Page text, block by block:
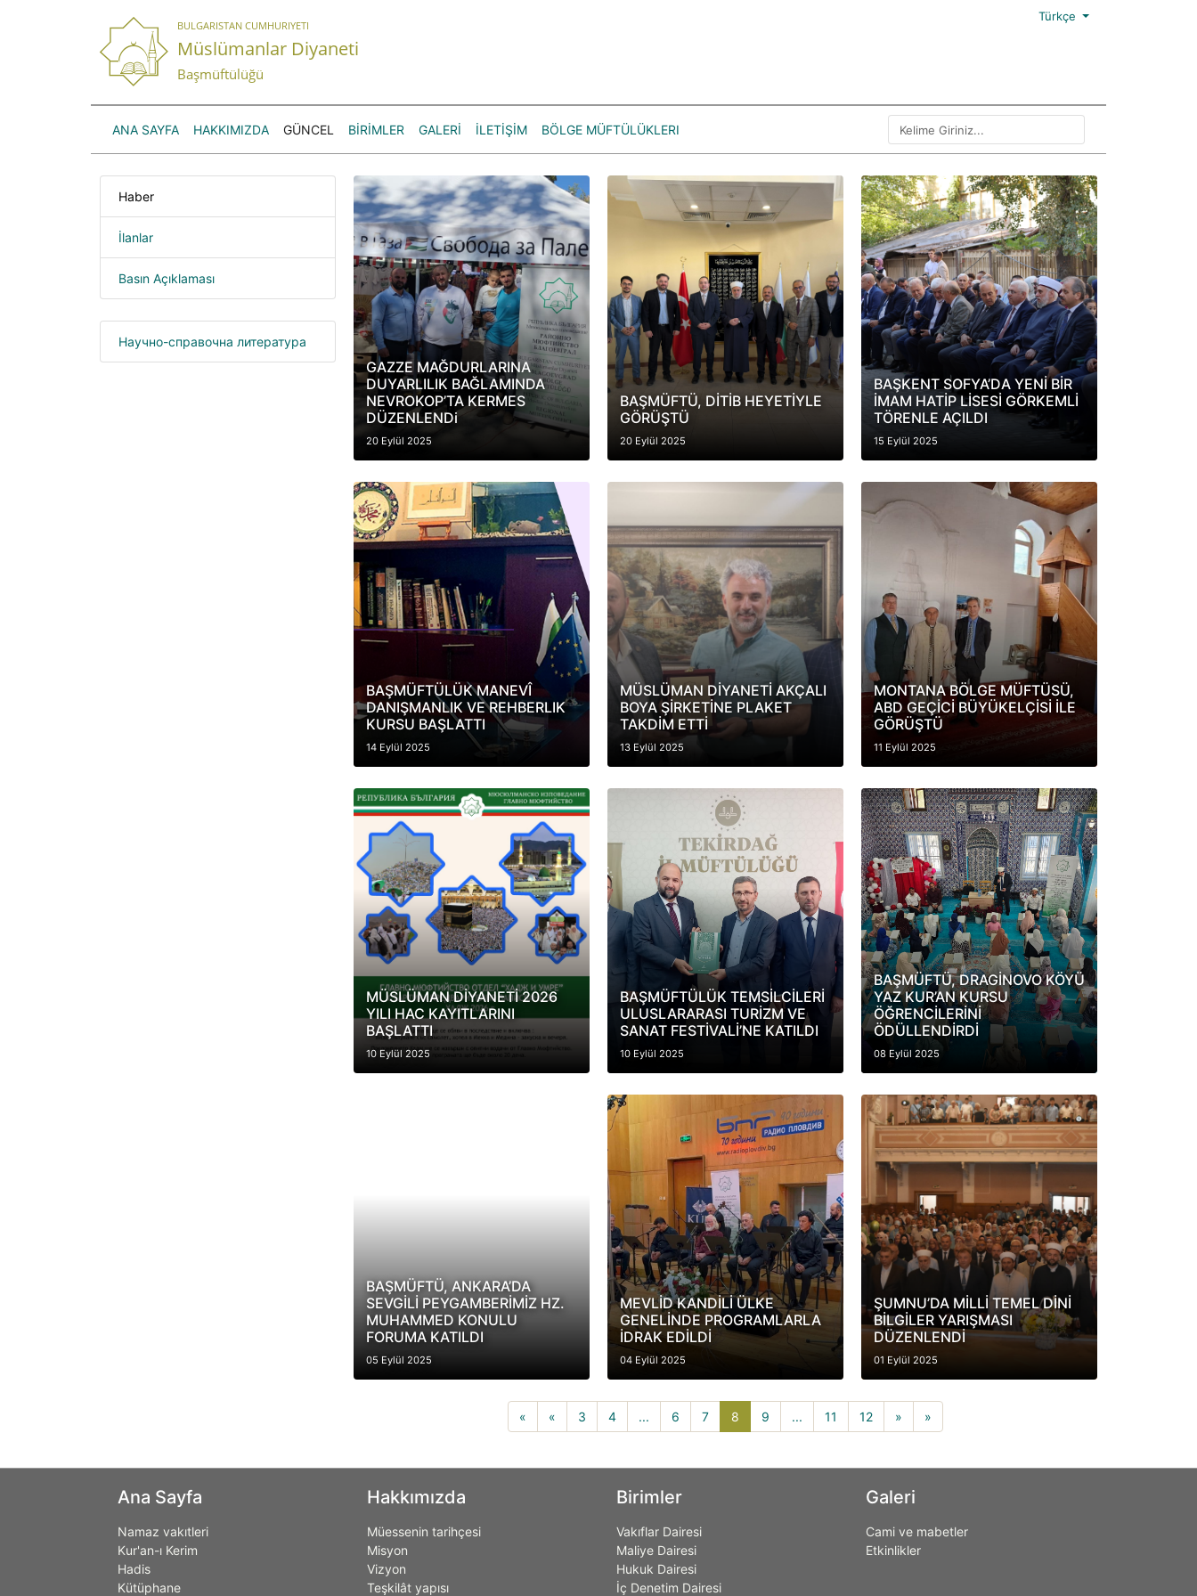
BULGARISTAN CUMHURIYETI
Müslümanlar Diyaneti
Başmüftülüğü
Türkçe
ANA SAYFA HAKKIMIZDA GÜNCEL BİRİMLER GALERİ İLETİŞİM BÖLGE MÜFTÜLÜKLERI
Haber
İlanlar
Basın Açıklaması
Научно-справочна литература
GAZZE MAĞDURLARINA
DUYARLILIK BAĞLAMINDA
NEVROKOP’TA KERMES
DÜZENLENDi
20 Eylül 2025
BAŞMÜFTÜ, DİTİB HEYETİYLE
GÖRÜŞTÜ
20 Eylül 2025
BAŞKENT SOFYA’DА YENİ BİR
İMAM HATİP LİSESİ GÖRKEMLİ
TÖRENLE AÇILDI
15 Eylül 2025
BAŞMÜFTÜLÜK MANEVÎ
DANIŞMANLIK VE REHBERLIK
KURSU BAŞLATTI
14 Eylül 2025
MÜSLÜMAN DİYANETİ AKÇALI
BOYA ŞİRKETİNE PLAKET
TAKDİM ETTİ
13 Eylül 2025
MONTANA BÖLGE MÜFTÜSÜ,
ABD GEÇİCİ BÜYÜKELÇİSİ İLE
GÖRÜŞTÜ
11 Eylül 2025
MÜSLÜMAN DİYANETİ 2026
YILI HAC KAYITLARINI
BAŞLATTI
10 Eylül 2025
BAŞMÜFTÜLÜK TEMSİLCİLERİ
ULUSLARARASI TURİZM VE
SANAT FESTİVALİ’NE KATILDI
10 Eylül 2025
BAŞMÜFTÜ, DRAGİNOVO KÖYÜ
YAZ KUR’AN KURSU
ÖĞRENCİLERİNİ
ÖDÜLLENDİRDİ
08 Eylül 2025
BAŞMÜFTÜ, ANKARA’DA
SEVGİLİ PEYGAMBERİMİZ HZ.
MUHAMMED KONULU
FORUMA KATILDI
05 Eylül 2025
MEVLİD KANDİLİ ÜLKE
GENELİNDE PROGRAMLARLA
İDRAK EDİLDİ
04 Eylül 2025
ŞUMNU’DA MİLLİ TEMEL DİNİ
BİLGİLER YARIŞMASI
DÜZENLENDİ
01 Eylül 2025
« « 3 4 ... 6 7 8 8(current)
9 ... 11 12 » »
Ana Sayfa
Namaz vakıtleri
Kur'an-ı Kerim
Hadis
Kütüphane
Hakkımızda
Müessenin tarihçesi
Misyon
Vizyon
Teşkilât yapısı
Birimler
Vakıflar Dairesi
Maliye Dairesi
Hukuk Dairesi
İç Denetim Dairesi
Galeri
Cami ve mabetler
Etkinlikler